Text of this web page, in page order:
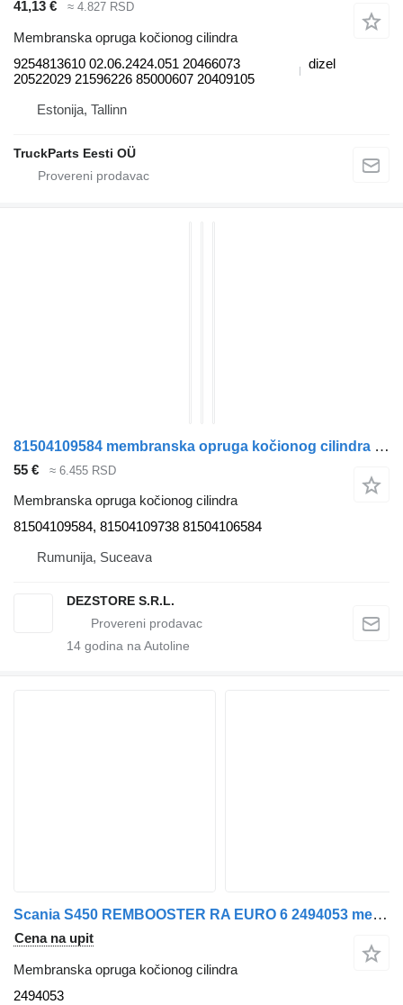
41,13 € ≈ 4.827 RSD
Membranska opruga kočionog cilindra
9254813610 02.06.2424.051 20466073
20522029 21596226 85000607 20409105
dizel
Estonija, Tallinn
TruckParts Eesti OÜ
81504109584 membranska opruga kočionog cilindra za MAN TGL tegljača
55 € ≈ 6.455 RSD
Membranska opruga kočionog cilindra
81504109584, 81504109738 81504106584
Rumunija, Suceava
DEZSTORE S.R.L.
14 godina na Autoline
Scania S450 REMBOOSTER RA EURO 6 2494053 membranska opruga kočionog cilindra za kamiona
Cena na upit
Membranska opruga kočionog cilindra
2494053